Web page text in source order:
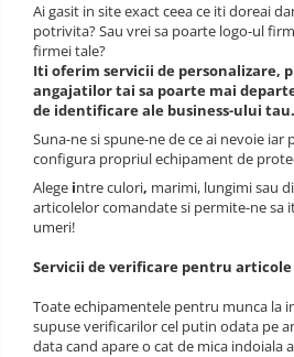
Pantaloni scurti
Pelerine de ploaie
Protectie termica
Reflectorizante
Softshell
Sorturi de protectie
Tricouri
Veste
Accesorii alpinism utilitar
Ai gasit in site exact ceea ce iti doreai
potrivita? Sau vrei sa poarte logo-ul
firmei tale?
Iti oferim servicii de personalizare,
angajatilor tai sa poarte mai
de identificare ale business-ului tau.
Suna-ne si spune-ne de ce ai nevoie iar
configura propriul echipament de
Alege intre culori, marimi, lungimi sau
articolelor comandate si permite-ne sa
umeri!
Servicii de verificare pentru
Toate echipamentele pentru munca la
supuse verificarilor cel putin odata pe
data cand apare o cat de mica indoiala